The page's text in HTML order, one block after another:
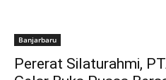
Banjarbaru
Pererat Silaturahmi,